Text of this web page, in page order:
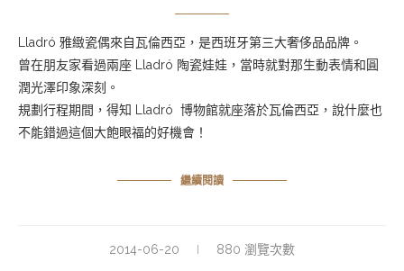
Lladró 雅緻瓷偶來自瓦倫西亞，是西班牙第三大奢侈品品牌。
曾在朋友家看過兩座
Lladró 陶瓷娃娃，當時就對那生動表情和圓
潤光澤印象深刻。
規劃行程期間，得知
Lladró 博物館就座落於瓦倫西亞，說什麼也
不能錯過這個大飽眼福的好機會！
繼續閱讀
2014-06-20 880 瀏覽次數